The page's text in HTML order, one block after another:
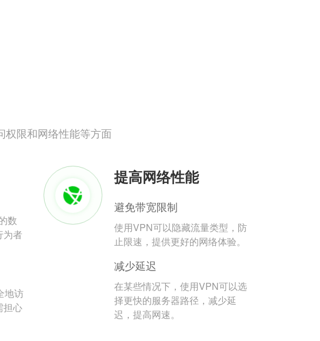
权限和网络性能等方面
数
为者
地访
担心
提高网络性能
避免带宽限制
使用VPN可以隐藏流量类型，防
止限速，提供更好的网络体验。
减少延迟
在某些情况下，使用VPN可以选
择更快的服务器路径，减少延
迟，提高网速。